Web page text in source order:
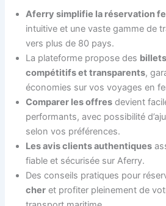
Aferry simplifie la réservation
intuitive et une vaste gamme de
vers plus de 80 pays.
La plateforme propose des
compétitifs et transparents,
économies sur vos voyages en
Comparer les offres devient
performants, avec possibilité
selon vos préférences.
Les avis clients authentiques
fiable et sécurisée sur Aferry.
Des conseils pratiques pour
cher et profiter pleinement de